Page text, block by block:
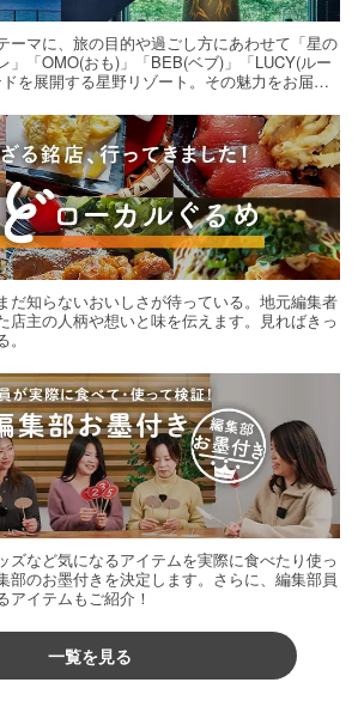
ーマに、旅の目的や過ごし方にあわせて「星の
」「OMO(おも)」「BEB(ベブ)」「LUCY(ルー
を展開する星野リゾート。その魅力をお届け
だ知らないおいしさが待っている。地元編集者
店主の人柄や想いと味を伝えます。見ればきっ
ズなど気になるアイテムを実際に食べたり使っ
部のお墨付きを決定します。さらに、編集部員
アイテムもご紹介！
一覧を見る